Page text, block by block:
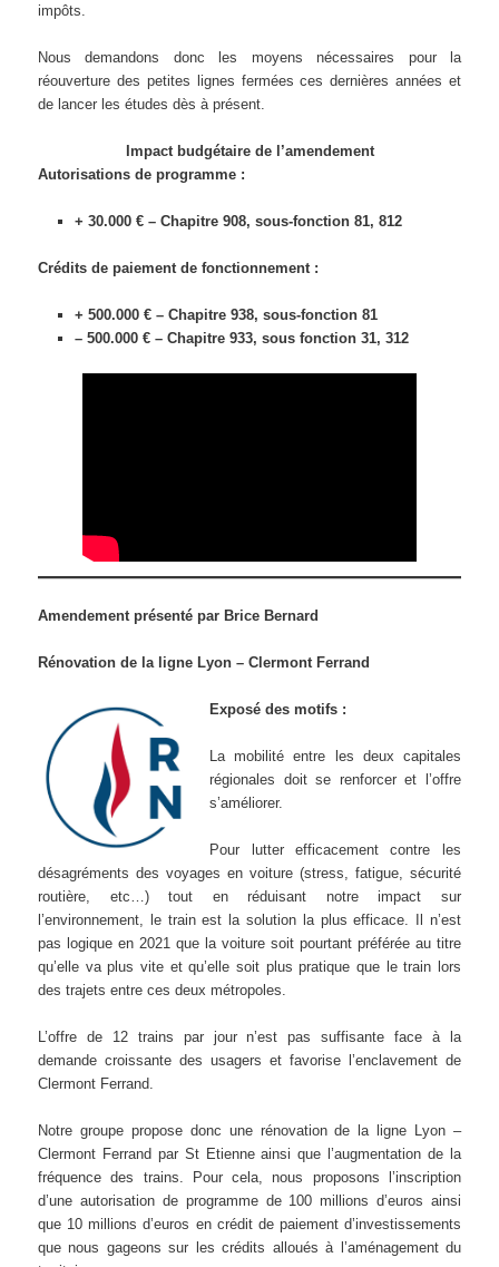
impôts.
Nous demandons donc les moyens nécessaires pour la
réouverture des petites lignes fermées ces dernières années et
de lancer les études dès à présent.
Impact budgétaire de l’amendement
Autorisations de programme :
+ 30.000 € – Chapitre 908, sous-fonction 81, 812
Crédits de paiement de fonctionnement :
+ 500.000 € – Chapitre 938, sous-fonction 81
– 500.000 € – Chapitre 933, sous fonction 31, 312
Amendement présenté par Brice Bernard
Rénovation de la ligne Lyon – Clermont Ferrand
Exposé des motifs :
La mobilité entre les deux capitales
régionales doit se renforcer et l’offre
s’améliorer.
Pour lutter efficacement contre les
désagréments des voyages en voiture (stress, fatigue, sécurité
routière, etc…) tout en réduisant notre impact sur
l’environnement, le train est la solution la plus efficace. Il n’est
pas logique en 2021 que la voiture soit pourtant préférée au titre
qu’elle va plus vite et qu’elle soit plus pratique que le train lors
des trajets entre ces deux métropoles.
L’offre de 12 trains par jour n’est pas suffisante face à la
demande croissante des usagers et favorise l’enclavement de
Clermont Ferrand.
Notre groupe propose donc une rénovation de la ligne Lyon –
Clermont Ferrand par St Etienne ainsi que l’augmentation de la
fréquence des trains. Pour cela, nous proposons l’inscription
d’une autorisation de programme de 100 millions d’euros ainsi
que 10 millions d’euros en crédit de paiement d’investissements
que nous gageons sur les crédits alloués à l’aménagement du